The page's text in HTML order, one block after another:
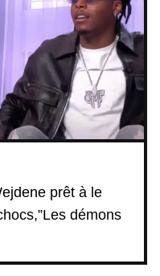
prêt à le
démons